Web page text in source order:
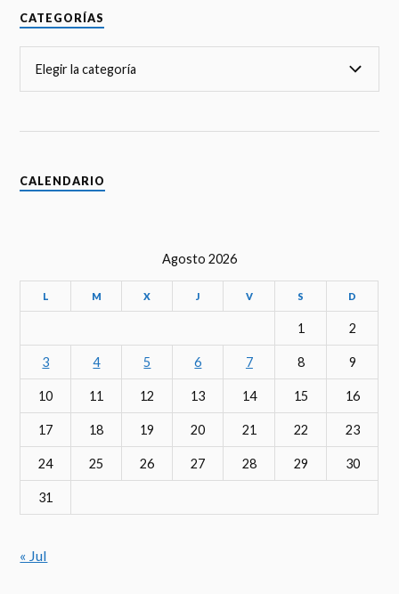
CATEGORÍAS
CALENDARIO
Agosto 2026
L M X J V S D
1 2
3 4 5 6 7 8 9
10 11 12 13 14 15 16
17 18 19 20 21 22 23
24 25 26 27 28 29 30
31
« Jul